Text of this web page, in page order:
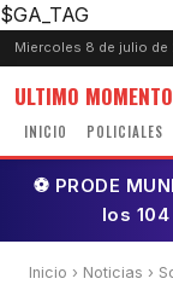
$GA_TAG
Miercoles 8 de julio de
ULTIMO MOMENTO
INICIO POLICIALES
⚽ PRODE
los
Inicio › Noticias ›